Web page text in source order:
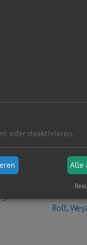
5xxxx
8xxxx
Rolf,
oder deaktivieren.
Alle